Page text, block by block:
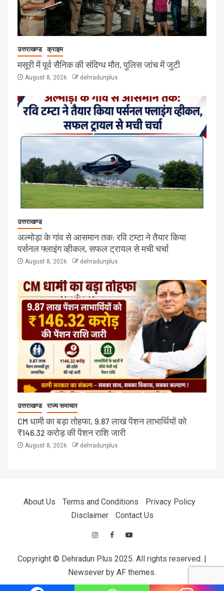
उत्तराखण्ड क्राइम
मसूरी में पूर्व सैनिक की संदिग्ध मौत, पुलिस जांच में जुटी
August 8, 2026 dehradunplus
उत्तराखण्ड
अल्मोड़ा के गांव से आसमान तक: रवि टम्टा ने तैयार किया
पर्सनल फ्लाइंग व्हीकल, सफल ट्रायल से मची चर्चा
August 8, 2026 dehradunplus
उत्तराखण्ड राज्य समाचार
CM धामी का बड़ा तोहफा, 9.87 लाख पेंशन लाभार्थियों को
₹146.32 करोड़ की पेंशन राशि जारी
August 8, 2026 dehradunplus
About Us Terms and Conditions
Privacy Policy
Disclaimer
Contact Us
Copyright © Dehradun Plus 2025. All rights reserved.
Newsever by AF themes.